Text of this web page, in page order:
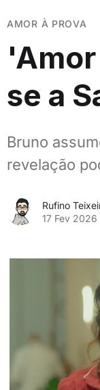
AMOR À PROVA
se a
Bruno
revelação
Rufino
17 Fev 2026